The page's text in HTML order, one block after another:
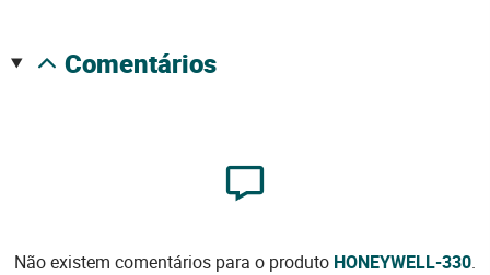
comentários
Não existem comentários para o produto HONEYWELL-330.